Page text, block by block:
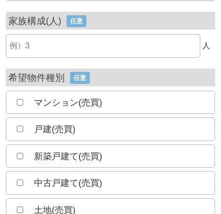
家族構成(人) 任意
人
希望物件種別 任意
マンション(売買)
戸建(売買)
新築戸建て(売買)
中古戸建て(売買)
土地(売買)